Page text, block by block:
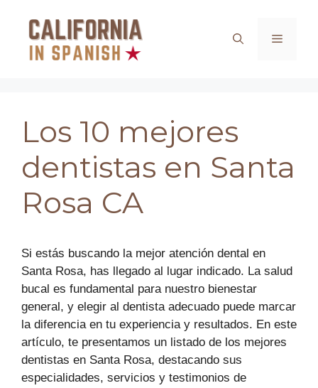
contenido
Menú
Los 10 mejores
dentistas en Santa
Rosa CA
Si estás buscando la mejor atención dental en
Santa Rosa, has llegado al lugar indicado. La salud
bucal es fundamental para nuestro bienestar
general, y elegir al dentista adecuado puede marcar
la diferencia en tu experiencia y resultados. En este
artículo, te presentamos un listado de los mejores
dentistas en Santa Rosa, destacando sus
especialidades, servicios y testimonios de